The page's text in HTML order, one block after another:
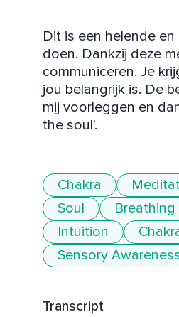
Dit is een helende
doen. Dankzij deze
communiceren. Je
jou belangrijk is. De
mij voorleggen en
the soul'.
Chakra
Soul
Breathing
Intuition
Sensory
Transcript